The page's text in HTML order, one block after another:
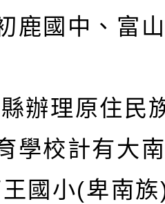
鹿國中、富
辦理原住民
學校計有大
國小(卑南